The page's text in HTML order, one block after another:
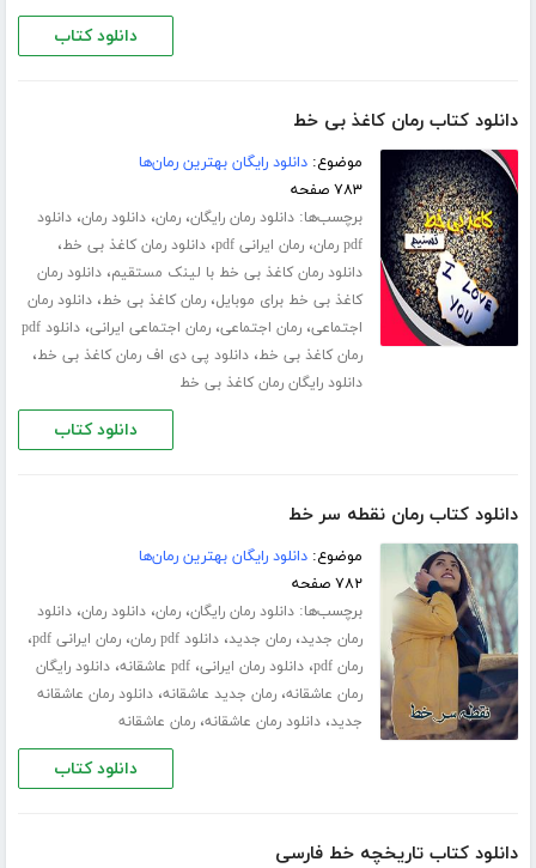
دانلود کتاب
دانلود کتاب رمان کاغذ بی خط
موضوع:دانلود رایگان بهترین رمان‌ها
۷۸۳ صفحه
برچسب‌ها:دانلود رمان رایگان،رمان،دانلود رمان،دانلود
pdf رمان
،رمان ایرانی pdf ،دانلود رمان کاغذ بی خط،
دانلود رمان کاغذ بی خط با لینک مستقیم،دانلود رمان
کاغذ بی خط برای موبایل،رمان کاغذ بی خط،دانلود رمان
اجتماعی،رمان اجتماعی،رمان اجتماعی ایرانی،
دانلود pdf
رمان کاغذ بی خط،دانلود پی دی اف رمان کاغذ بی خط،
دانلود رایگان رمان کاغذ بی خط
دانلود کتاب
دانلود کتاب رمان نقطه سر خط
موضوع:دانلود رایگان بهترین رمان‌ها
۷۸۲ صفحه
برچسب‌ها:دانلود رمان رایگان،رمان،دانلود رمان،دانلود
رمان جدید،رمان جدید،دانلود pdf رمان ،رمان ایرانی pdf ،
رمان pdf ،دانلود رمان ایرانی،pdf عاشقانه ،دانلود رایگان
رمان عاشقانه،رمان جدید عاشقانه،دانلود رمان عاشقانه
جدید،دانلود رمان عاشقانه،رمان عاشقانه
دانلود کتاب
دانلود کتاب تاریخچه خط فارسی